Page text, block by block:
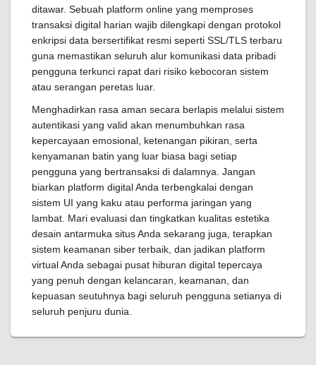
ditawar. Sebuah platform online yang memproses
transaksi digital harian wajib dilengkapi dengan protokol
enkripsi data bersertifikat resmi seperti SSL/TLS terbaru
guna memastikan seluruh alur komunikasi data pribadi
pengguna terkunci rapat dari risiko kebocoran sistem
atau serangan peretas luar.
Menghadirkan rasa aman secara berlapis melalui sistem
autentikasi yang valid akan menumbuhkan rasa
kepercayaan emosional, ketenangan pikiran, serta
kenyamanan batin yang luar biasa bagi setiap
pengguna yang bertransaksi di dalamnya. Jangan
biarkan platform digital Anda terbengkalai dengan
sistem UI yang kaku atau performa jaringan yang
lambat. Mari evaluasi dan tingkatkan kualitas estetika
desain antarmuka situs Anda sekarang juga, terapkan
sistem keamanan siber terbaik, dan jadikan platform
virtual Anda sebagai pusat hiburan digital tepercaya
yang penuh dengan kelancaran, keamanan, dan
kepuasan seutuhnya bagi seluruh pengguna setianya di
seluruh penjuru dunia.